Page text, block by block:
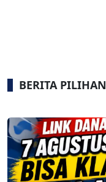
BERITA PILIHAN